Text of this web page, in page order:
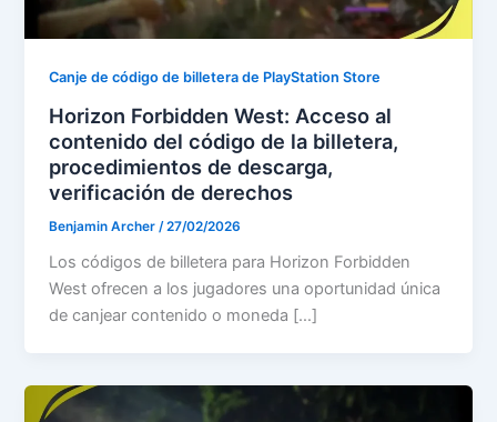
Canje de código de billetera de PlayStation Store
Horizon Forbidden West: Acceso al
contenido del código de la billetera,
procedimientos de descarga,
verificación de derechos
Benjamin Archer /27/02/2026
Los códigos de billetera para Horizon Forbidden
West ofrecen a los jugadores una oportunidad única
de canjear contenido o moneda […]